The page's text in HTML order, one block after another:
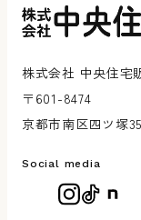
株式会社 中央住宅
〒601-8474
京都市南区四ツ塚
Social media